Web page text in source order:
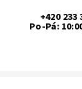
+420 233
Po-Pá: